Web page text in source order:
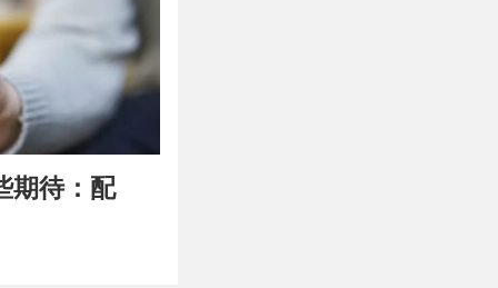
期待：配